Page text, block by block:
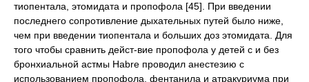
тиопентала, этомидата и пропофола [45]. При введении
последнего сопротивление дыхательных путей было ниже,
чем при введении тиопентала и больших доз этомидата. Для
того чтобы сравнить дейст-вие пропофола у детей с и без
бронхиальной астмы Habre проводил анестезию с
использованием пропофола, фентанила и атракуриума при